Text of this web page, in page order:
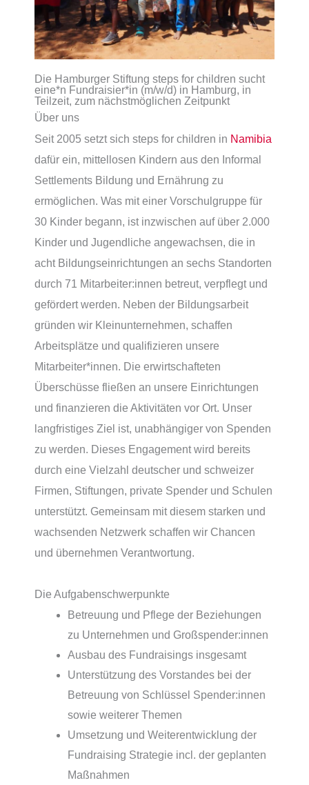
Die Hamburger Stiftung steps for children sucht
eine*n Fundraisier*in (m/w/d) in Hamburg, in
Teilzeit, zum nächstmöglichen Zeitpunkt
Über uns
Seit 2005 setzt sich steps for children in Namibia
dafür ein, mittellosen Kindern aus den Informal
Settlements Bildung und Ernährung zu
ermöglichen. Was mit einer Vorschulgruppe für
30 Kinder begann, ist inzwischen auf über 2.000
Kinder und Jugendliche angewachsen, die in
acht Bildungseinrichtungen an sechs Standorten
durch 71 Mitarbeiter:innen betreut, verpflegt und
gefördert werden. Neben der Bildungsarbeit
gründen wir Kleinunternehmen, schaffen
Arbeitsplätze und qualifizieren unsere
Mitarbeiter*innen. Die erwirtschafteten
Überschüsse fließen an unsere Einrichtungen
und finanzieren die Aktivitäten vor Ort. Unser
langfristiges Ziel ist, unabhängiger von Spenden
zu werden. Dieses Engagement wird bereits
durch eine Vielzahl deutscher und schweizer
Firmen, Stiftungen, private Spender und Schulen
unterstützt. Gemeinsam mit diesem starken und
wachsenden Netzwerk schaffen wir Chancen
und übernehmen Verantwortung.
Die Aufgabenschwerpunkte
Betreuung und Pflege der Beziehungen
zu Unternehmen und Großspender:innen
Ausbau des Fundraisings insgesamt
Unterstützung des Vorstandes bei der
Betreuung von Schlüssel Spender:innen
sowie weiterer Themen
Umsetzung und Weiterentwicklung der
Fundraising Strategie incl. der geplanten
Maßnahmen